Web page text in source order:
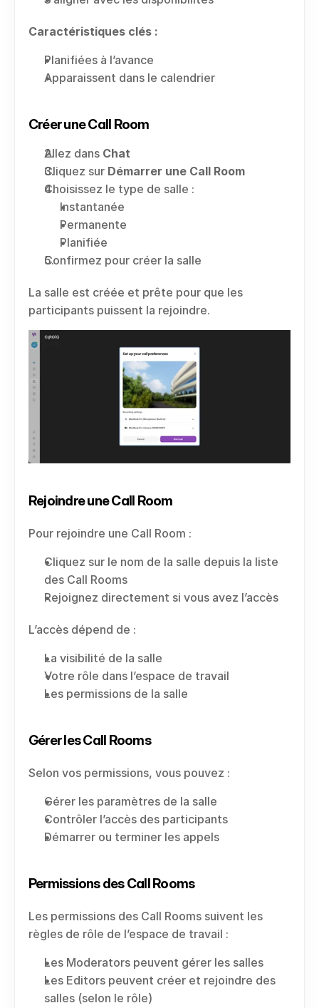
Caractéristiques clés :
Planifiées à l’avance
Apparaissent dans le calendrier
Créer une Call Room
Allez dans Chat
Cliquez sur Démarrer une Call Room
Choisissez le type de salle :
Instantanée
Permanente
Planifiée
Confirmez pour créer la salle
La salle est créée et prête pour que les
participants puissent la rejoindre.
Rejoindre une Call Room
Pour rejoindre une Call Room :
Cliquez sur le nom de la salle depuis la liste
des Call Rooms
Rejoignez directement si vous avez l’accès
L’accès dépend de :
La visibilité de la salle
Votre rôle dans l’espace de travail
Les permissions de la salle
Gérer les Call Rooms
Selon vos permissions, vous pouvez :
Gérer les paramètres de la salle
Contrôler l’accès des participants
Démarrer ou terminer les appels
Permissions des Call Rooms
Les permissions des Call Rooms suivent les
règles de rôle de l’espace de travail :
Les Moderators peuvent gérer les salles
Les Editors peuvent créer et rejoindre des
salles (selon le rôle)